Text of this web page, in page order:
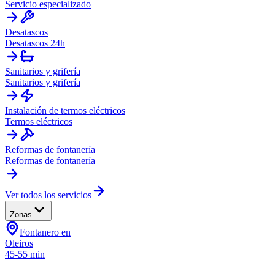
Servicio especializado
Desatascos
Desatascos 24h
Sanitarios y grifería
Sanitarios y grifería
Instalación de termos eléctricos
Termos eléctricos
Reformas de fontanería
Reformas de fontanería
Ver todos los servicios
Zonas
Fontanero en
Oleiros
45-55 min